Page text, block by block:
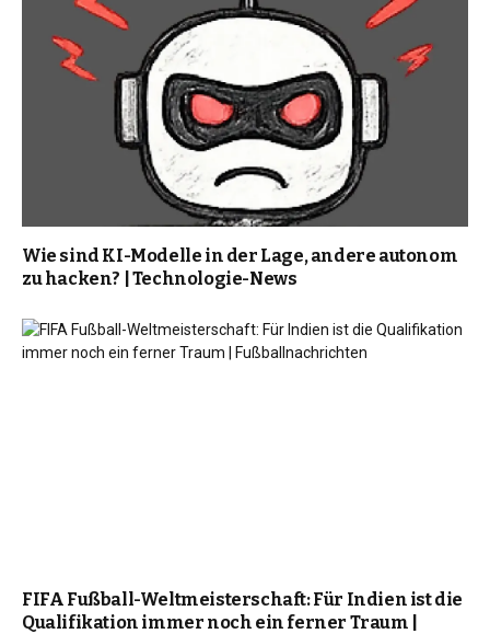
Wie sind KI-Modelle in der Lage, andere autonom
zu hacken? | Technologie-News
FIFA Fußball-Weltmeisterschaft: Für Indien ist die
Qualifikation immer noch ein ferner Traum |